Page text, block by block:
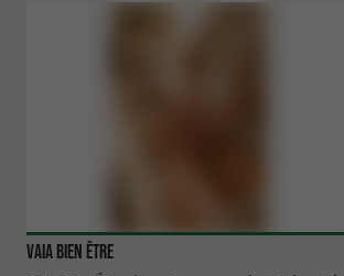
Vaia Bien Être